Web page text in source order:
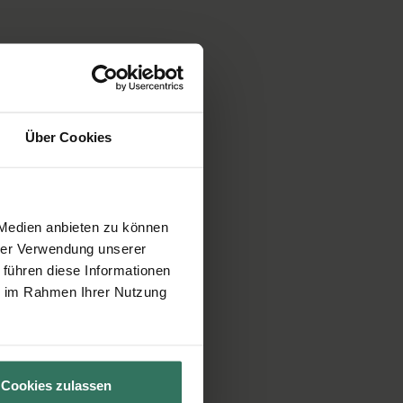
Über Cookies
anbieten zu können
Verwendung unserer
diese Informationen
Rahmen Ihrer Nutzung
Cookies zulassen